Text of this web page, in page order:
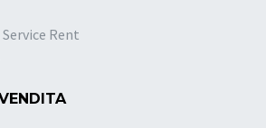
Rent